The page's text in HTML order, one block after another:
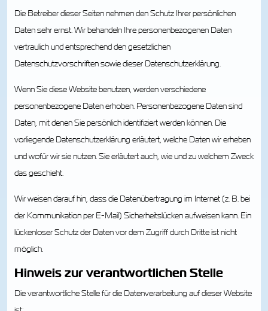
Die Betreiber dieser Seiten nehmen den Schutz Ihrer persönlichen
Daten sehr ernst. Wir behandeln Ihre personenbezogenen Daten
vertraulich und entsprechend den gesetzlichen
Datenschutzvorschriften sowie dieser Datenschutzerklärung.
Wenn Sie diese Website benutzen, werden verschiedene
personenbezogene Daten erhoben. Personenbezogene Daten sind
Daten, mit denen Sie persönlich identifiziert werden können. Die
vorliegende Datenschutzerklärung erläutert, welche Daten wir erheben
und wofür wir sie nutzen. Sie erläutert auch, wie und zu welchem Zweck
das geschieht.
Wir weisen darauf hin, dass die Datenübertragung im Internet (z. B. bei
der Kommunikation per E-Mail) Sicherheitslücken aufweisen kann. Ein
lückenloser Schutz der Daten vor dem Zugriff durch Dritte ist nicht
möglich.
Hinweis zur verantwortlichen Stelle
Die verantwortliche Stelle für die Datenverarbeitung auf dieser Website